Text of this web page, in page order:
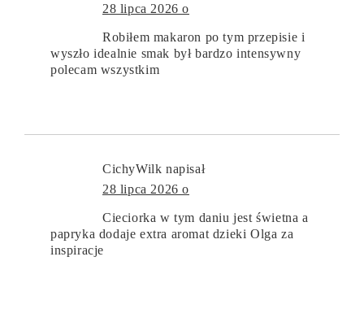
28 lipca 2026 o
Robiłem makaron po tym przepisie i
wyszło idealnie smak był bardzo intensywny
polecam wszystkim
CichyWilk napisał
28 lipca 2026 o
Cieciorka w tym daniu jest świetna a
papryka dodaje extra aromat dzieki Olga za
inspiracje